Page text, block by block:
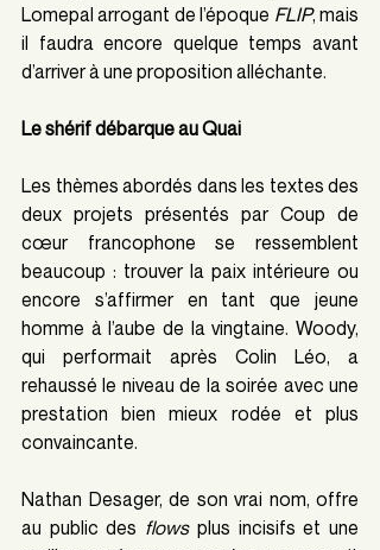
Lomepal arrogant de l’époque FLIP, mais
il faudra encore quelque temps avant
d’arriver à une proposition alléchante.
Le shérif débarque au Quai
Les thèmes abordés dans les textes des
deux projets présentés par Coup de
cœur francophone se ressemblent
beaucoup : trouver la paix intérieure ou
encore s’affirmer en tant que jeune
homme à l’aube de la vingtaine. Woody,
qui performait après Colin Léo, a
rehaussé le niveau de la soirée avec une
prestation bien mieux rodée et plus
convaincante.
Nathan Desager, de son vrai nom, offre
au public des flows plus incisifs et une